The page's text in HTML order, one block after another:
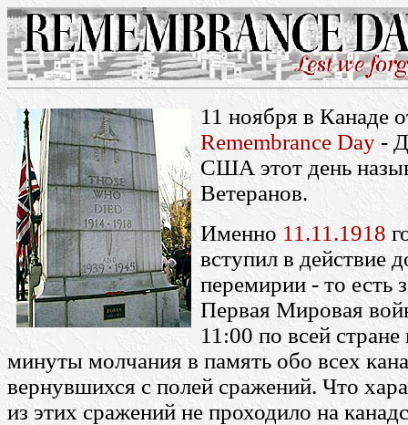
11 ноября в Канаде
Remembrance Day -
США этот день
Ветеранов.
Именно 11.11.1918
вступил в действие
перемирии - то есть
Первая Мировая
11:00 по всей
минуты молчания в память обо всех
вернувшихся с полей сражений. Что
из этих сражений не проходило на